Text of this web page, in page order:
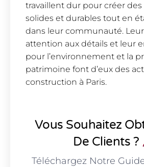
travaillent dur pour créer
solides et durables tout en
dans leur communauté.
attention aux détails et leur
pour l’environnement et la
patrimoine font d’eux des
construction à Paris.
Vous Souhaitez
De Clients ?
Téléchargez Notre